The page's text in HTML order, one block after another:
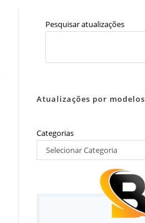
Pesquisar atualizações
Atualizações por modelos
Categorias
Selecionar Categoria